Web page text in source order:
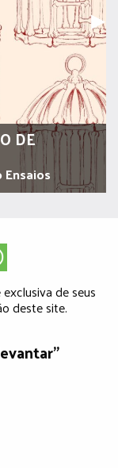
▶︎
DE
de seus
deste site.